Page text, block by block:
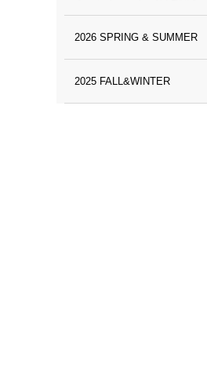
2026 SPRING & SUMMER
2025 FALL&WINTER